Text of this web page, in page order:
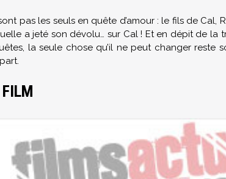
pas les seuls en quête d’amour : le fils de Cal,
a jeté son dévolu… sur Cal ! Et en dépit de
la seule chose qu’il ne peut changer reste